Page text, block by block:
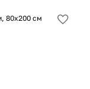
80х200 см